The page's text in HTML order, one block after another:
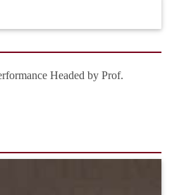
Headed by Prof.